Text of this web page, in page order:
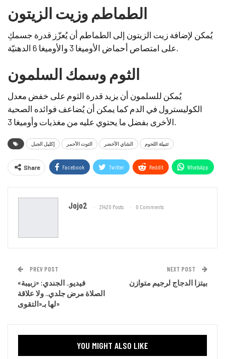
الطماطم وزيت الزيتون
يُمكن لإضافة زيت الزيتون إلى الطماطم أن يُعزّز قدرة جسمكِ
على امتصاص أحماض الأوميغا 3 والأوميغا 6 الدهنيّة.
الثوم وسمك السلمون
يُمكن للسلمون أن يزيد قدرة الثوم على خفض معدل
الكوليسترول في الدم كما يمكن أن يُضاعف فوائده الصحية
الأخرى بفضل ما يحتوي عليه من مغذيات وأوميغا 3.
إكليل الجبل التوت الأحمر الشاي الأخضر تتبيلة اللحوم
Share Facebook Twitter ReddIt WhatsApp
Jojo2 21420 Posts 0 Comments
PREV POST
فيديو.. الجندي: «زبيبة»
الصلاة مرض جلدي.. ولا علاقة
لها بـ«التقوى»
NEXT POST
بيتزا الدجاج لرجيم متوازن
YOU MIGHT ALSO LIKE